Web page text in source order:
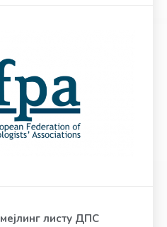
мејлинг листу ДПС